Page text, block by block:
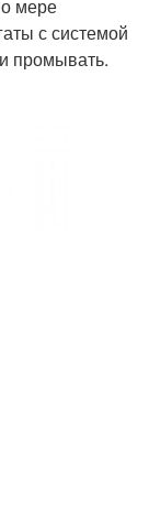
мере
с системой
промывать.